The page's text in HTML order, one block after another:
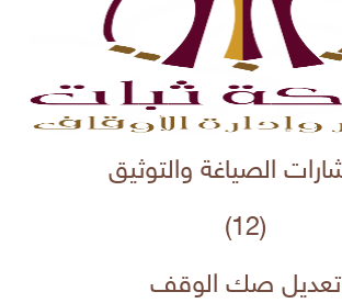
الصياغة والتوثيق
(12)
تعديل صك الوقف